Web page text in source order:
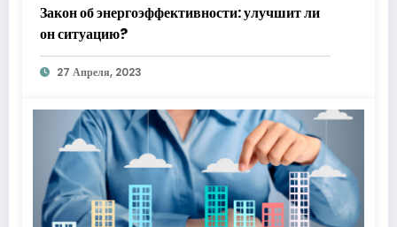
Закон об энергоэффективности: улучшит ли
он ситуацию?
27 Апреля, 2023